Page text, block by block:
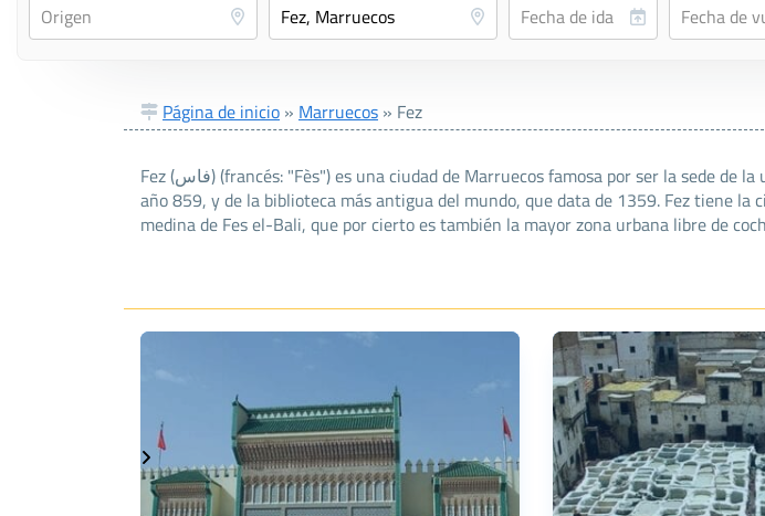
Página de inicio » Marruecos » Fez
Fez (فاس) (francés: "Fès") es una ciudad de Marruecos famosa por ser la sede de la universidad más antigua del mundo (Universidad Qarawiyyin), que data del
año 859, y de la biblioteca más antigua del mundo, que data de 1359. Fez tiene
medina de Fes el-Bali, que por cierto es también la mayor zona urbana libre de